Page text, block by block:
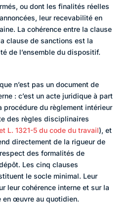
ou dont les finalités réelles
leur recevabilité en
La cohérence entre la clause
clause de sanctions est la
de l’ensemble du dispositif.
n’est pas un document de
: c’est un acte juridique à part
procédure du règlement intérieur
des règles disciplinaires
L. 1321-5 du code du travail), et
directement de la rigueur de
des formalités de
Les cinq clauses
le socle minimal. Leur
leur cohérence interne et sur la
en œuvre au quotidien.